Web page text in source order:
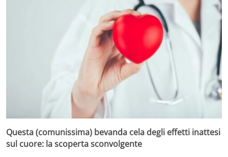
Questa (comunissima) bevanda cela degli effetti inattesi
sul cuore: la scoperta sconvolgente